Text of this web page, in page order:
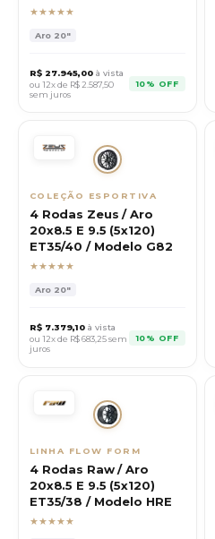
★★★★★
Aro 20"
R$ 27.945,00 à vista
ou 12x de R$ 2.587,50
sem juros
10% OFF
COLEÇÃO ESPORTIVA
4 Rodas Zeus / Aro
20x8.5 E 9.5 (5x120)
ET35/40 / Modelo G82
★★★★★
Aro 20"
R$ 7.379,10 à vista
ou 12x de R$683,25sem
juros
10% OFF
LINHA FLOW FORM
4 Rodas Raw / Aro
20x8.5 E 9.5 (5x120)
ET35/38 / Modelo HRE
★★★★★